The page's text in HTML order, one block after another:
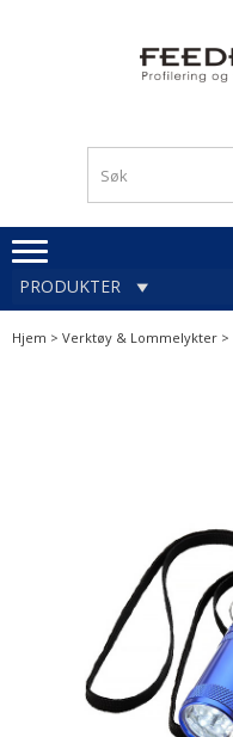
PRODUKTER
Hjem > Verktøy & Lommelykter >